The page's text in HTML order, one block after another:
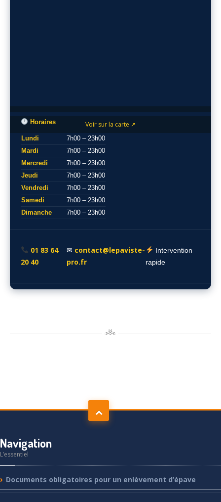
Voir sur la carte ↗
Horaires
Lundi
7h00 – 23h00
Mardi
7h00 – 23h00
Mercredi
7h00 – 23h00
Jeudi
7h00 – 23h00
Vendredi
7h00 – 23h00
Samedi
7h00 – 23h00
Dimanche
7h00 – 23h00
01 83 64
20 40
✉ contact@lepaviste-
pro.fr
Intervention
rapide
Navigation
L’essentiel
Documents obligatoires pour un enlèvement d’épave